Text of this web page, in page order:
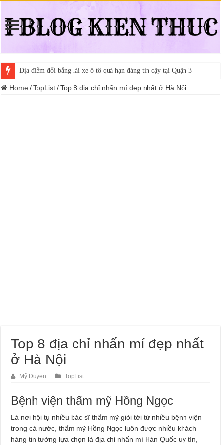
Địa điểm đổi bằng lái xe ô tô quá hạn đáng tin cậy tại Quận 3
Trung tâm nào học thi giấy phép lái xe hạng A (A2 cũ), A1 uy tín tại
Home / TopList / Top 8 địa chỉ nhấn mí đẹp nhất ở Hà Nội
Top 8 địa chỉ nhấn mí đẹp nhất
ở Hà Nội
Mỹ Duyen TopList
Bệnh viện thẩm mỹ Hồng Ngọc
Là nơi hội tụ nhiều bác sĩ thẩm mỹ giỏi tới từ nhiều bệnh viện
trong cả nước, thẩm mỹ Hồng Ngọc luôn được nhiều khách
hàng tin tưởng lựa chọn là địa chỉ nhấn mí Hàn Quốc uy tín,